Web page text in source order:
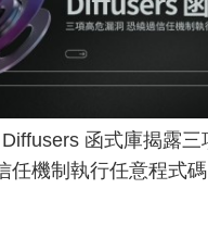
函式庫揭露三
任機制執行任意程式碼